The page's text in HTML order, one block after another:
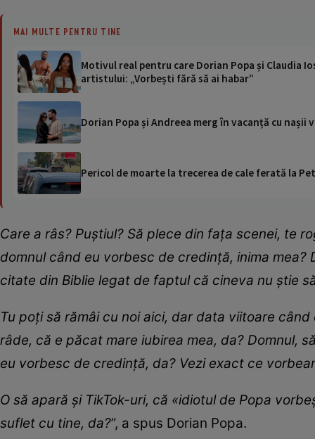
MAI MULTE PENTRU TINE
Motivul real pentru care Dorian Popa și Claudia
artistului: „Vorbești fără să ai habar”
Dorian Popa și Andreea merg în vacanță cu
Pericol de moarte la trecerea de cale ferată la
Care a râs? Puștiul? Să plece din fața scenei, te
domnul când eu vorbesc de credință, inima
citate din Biblie legat de faptul că cineva nu știe
Tu poți să rămâi cu noi aici, dar data viitoare
râde, că e păcat mare iubirea mea, da? Domnul,
eu vorbesc de credință, da? Vezi exact ce
O să apară și TikTok-uri, că «idiotul de Popa
suflet cu tine, da?”, a spus Dorian Popa.